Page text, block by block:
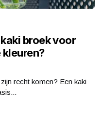
broek voor
recht komen? Een kaki